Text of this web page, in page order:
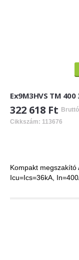
Ex9M3HVS TM 400
322 618 Ft Bruttó
Cikkszám: 113676
Kompakt
Icu=Ics=36kA,